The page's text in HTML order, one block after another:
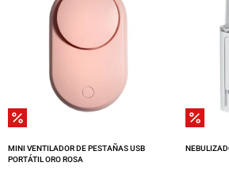
MINI VENTILADOR DE PESTAÑAS USB
PORTÁTIL ORO ROSA